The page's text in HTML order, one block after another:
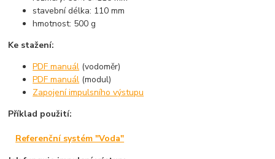
stavební délka: 110 mm
hmotnost: 500 g
Ke stažení:
PDF manuál (vodoměr)
PDF manuál (modul)
Zapojení impulsního výstupu
Příklad použití:
Referenční systém "Voda"